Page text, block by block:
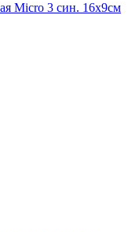
Micro 3 син. 16х9см